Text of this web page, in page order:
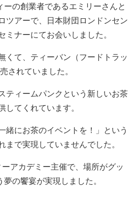
の創業者であるエミリーさんと
ツアーで、日本財団ロンドンセン
ミナーにてお会いしました。
くて、ティーバン（フードトラッ
されていました。
ティームパンクという新しいお茶
してくれています。
緒にお茶のイベントを！」という
で実現していませんでした。
アカデミー主催で、場所がグッ
の饗宴が実現しました。